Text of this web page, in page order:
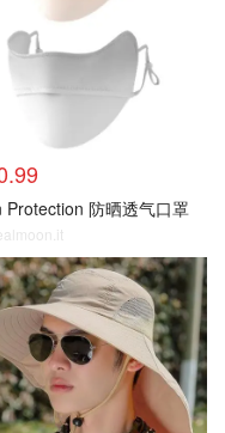
Protection 防晒透气口罩